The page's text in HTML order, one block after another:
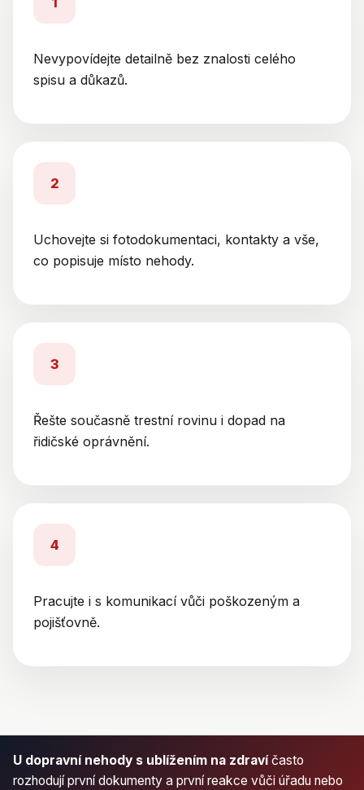
Nevypovídejte detailně bez znalosti celého
spisu a důkazů.
2
Uchovejte si fotodokumentaci, kontakty a vše,
co popisuje místo nehody.
3
Řešte současně trestní rovinu i dopad na
řidičské oprávnění.
4
Pracujte i s komunikací vůči poškozeným a
pojišťovně.
U dopravní nehody s ublížením na zdravíčasto
rozhodují první dokumenty a první reakce vůči úřadu nebo